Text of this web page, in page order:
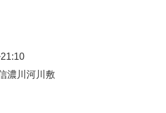
濃川河川敷